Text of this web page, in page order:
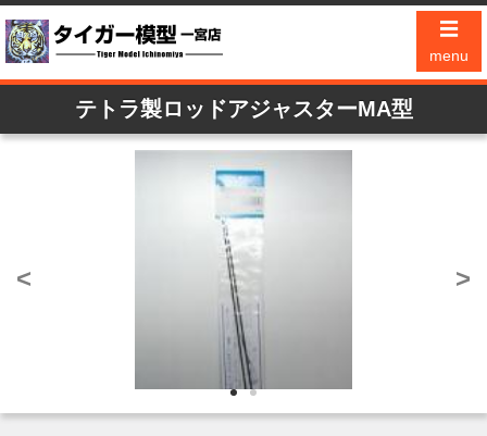
☰
menu
テトラ製ロッドアジャスターMA型
< >